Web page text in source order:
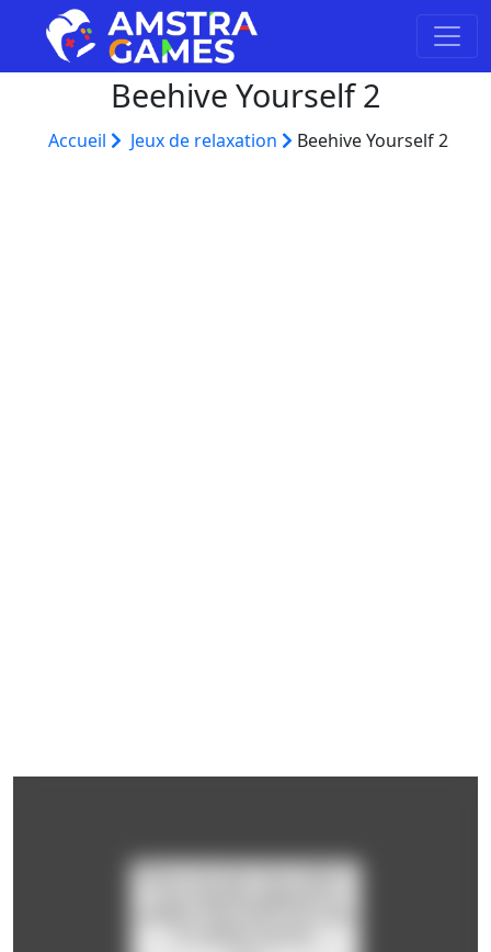
Beehive Yourself 2
Accueil Jeux de relaxation Beehive Yourself 2